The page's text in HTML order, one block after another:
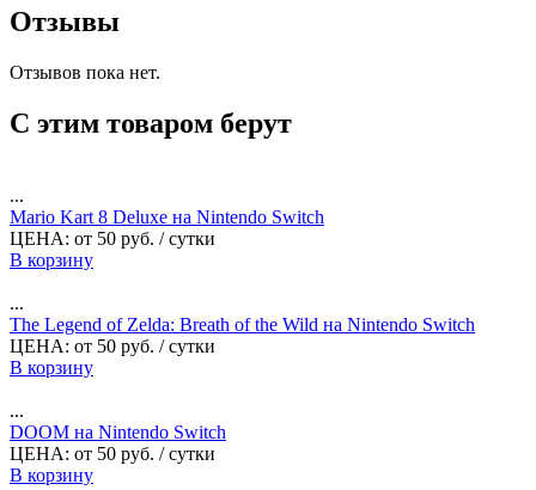
Отзывы
Отзывов пока нет.
С этим товаром берут
...
Mario Kart 8 Deluxe на Nintendo Switch
ЦЕНА: от 50 руб. / сутки
В корзину
...
The Legend of Zelda: Breath of the Wild на Nintendo Switch
ЦЕНА: от 50 руб. / сутки
В корзину
...
DOOM на Nintendo Switch
ЦЕНА: от 50 руб. / сутки
В корзину